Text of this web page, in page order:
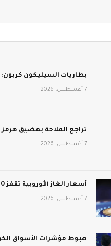
بطاريات السيليكون كربون:
7 أغسطس، 2026
تراجع الملاحة بمضيق
7 أغسطس، 2026
أسعار الغاز الأوروبية تقفز 10% لتصل إلى 688 دولار لكل ألف متر مكعب
7 أغسطس، 2026
هبوط مؤشرات الأسواق